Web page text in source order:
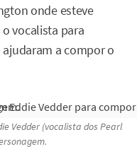
onde esteve
vocalista para
a compor o
Vedder (vocalista dos Pearl